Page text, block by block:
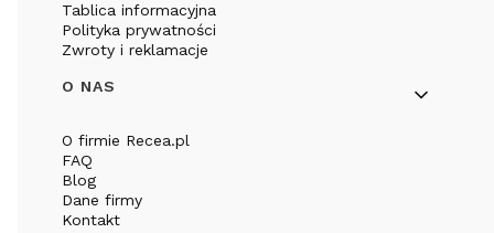
Tablica informacyjna
Polityka prywatności
Zwroty i reklamacje
O NAS
O firmie Recea.pl
FAQ
Blog
Dane firmy
Kontakt